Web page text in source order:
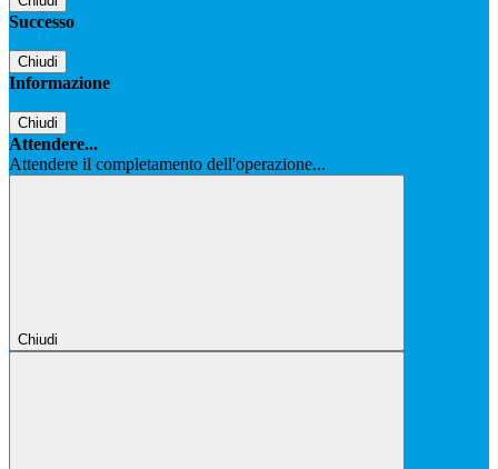
Successo
Chiudi
Informazione
Chiudi
Attendere...
Attendere il completamento dell'operazione...
Chiudi